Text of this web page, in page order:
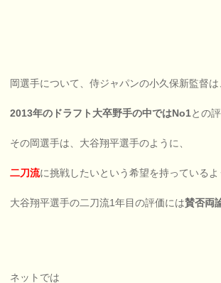
岡選手について、侍ジャパンの小久保新監督は
2013年のドラフト大卒野手の中ではNo1との
その岡選手は、大谷翔平選手のように、
二刀流に挑戦したいという希望を持っているよ
大谷翔平選手の二刀流1年目の評価には賛否両
ネットでは